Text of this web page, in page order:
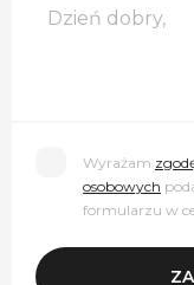
Wyrażam
osobowych
formularzu w